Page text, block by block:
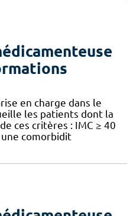
en charge dans le
les patients dont la
ces critères : IMC ≥ 40
une comorbidit